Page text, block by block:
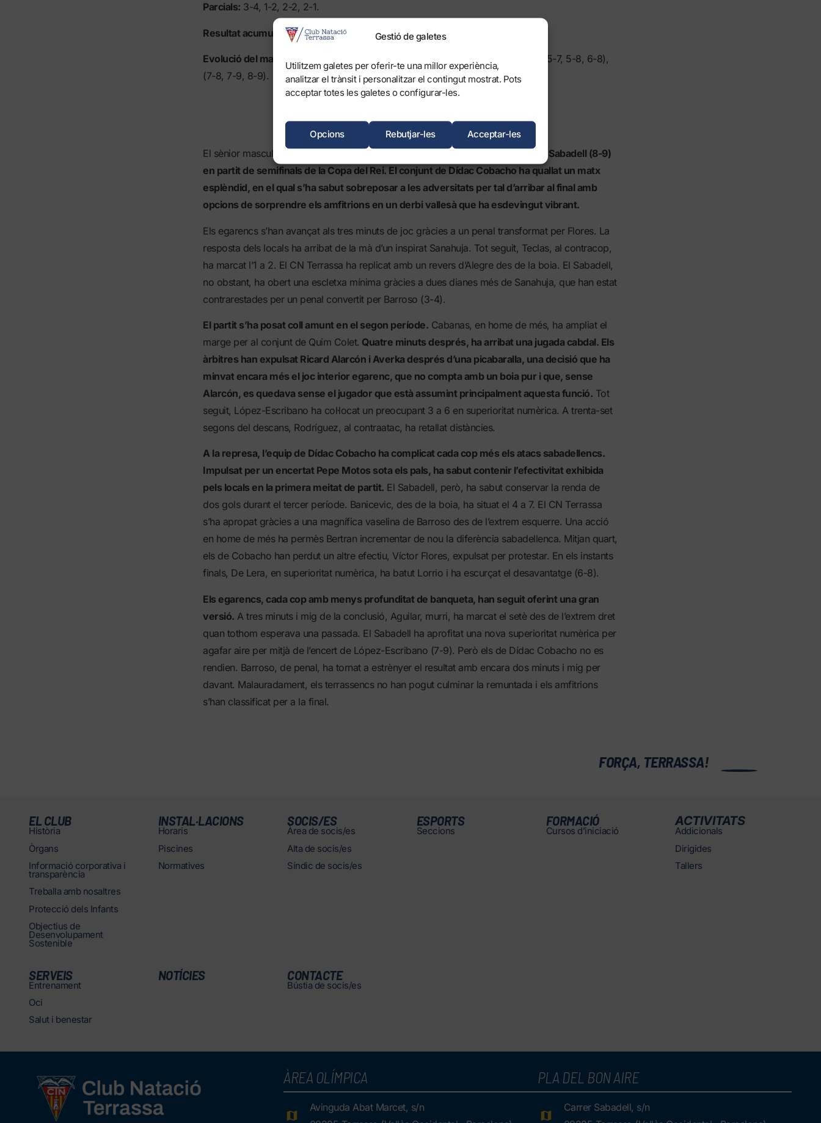
Gestió de galetes
Utilitzem galetes per oferir-te una millor experiència,
analitzar el trànsit i personalitzar el contingut mostrat. Pots
acceptar totes les galetes o configurar-les.
Acceptar-les
Rebutjar-les
Opcions
Parcials: 3-4, 1-2, 2-2, 2-1.
Resultat acumulat:3-4, 4-6, 6-8, 8-9.
Evolució del marcador
: (1-0, 1-1, 1-2, 2-2, 2-3, 3-3, 3-4), (3-5, 3-6, 4-6), (4-7, 5-7, 5-8, 6-8),
(7-8, 7-9, 8-9).
El sènior masculí de waterpolo
ha perdut aquest migdia contra l’Astralpool CN Sabadell (8-9)
en partit de semifinals de la Copa del Rei. El conjunt de Dídac Cobacho ha quallat un matx
esplèndid, en el qual s’ha sabut sobreposar a les adversitats per tal d’arribar al final amb
opcions de sorprendre els amfitrions en un derbi vallesà que ha esdevingut vibrant.
Els egarencs s’han avançat als tres minuts de joc gràcies a un penal transformat per Flores. La
resposta dels locals ha arribat de la mà d’un inspirat Sanahuja. Tot seguit, Teclas, al contracop,
ha marcat l’1 a 2. El CN Terrassa ha replicat amb un revers d’Alegre des de la boia. El Sabadell,
no obstant, ha obert una escletxa mínima gràcies a dues dianes més de Sanahuja, que han estat
contrarestades per un penal convertit per Barroso (3-4).
El partit s’ha posat coll amunt en el segon període. Cabanas, en home de més, ha ampliat el
marge per al conjunt de Quim Colet. Quatre minuts després, ha arribat una jugada cabdal. Els
àrbitres han expulsat Ricard Alarcón i Averka després d’una picabaralla, una decisió que ha
minvat encara més el joc interior egarenc, que no compta amb un boia pur i que, sense
Alarcón, es quedava sense el jugador que està assumint principalment aquesta funció. Tot
seguit, López-Escribano ha col·locat un preocupant 3 a 6 en superioritat numèrica. A trenta-set
segons del descans, Rodríguez, al contraatac, ha retallat distàncies.
A la represa, l’equip de Dídac Cobacho ha complicat cada cop més els atacs sabadellencs.
Impulsat per un encertat Pepe Motos sota els pals, ha sabut contenir l’efectivitat exhibida
pels locals en la primera meitat de partit. El Sabadell, però, ha sabut conservar la renda de
dos gols durant el tercer període. Banicevic, des de la boia, ha situat el 4 a 7. El CN Terrassa
s’ha apropat gràcies a una magnífica vaselina de Barroso des de l’extrem esquerre. Una acció
en home de més ha permès Bertran incrementar de nou la diferència sabadellenca. Mitjan quart,
els de Cobacho han perdut un altre efectiu, Víctor Flores, expulsat per protestar. En els instants
finals, De Lera, en superioritat numèrica, ha batut Lorrio i ha escurçat el desavantatge (6-8).
Els egarencs, cada cop amb menys profunditat de banqueta, han seguit oferint una gran
versió. A tres minuts i mig de la conclusió, Aguilar, murri, ha marcat el setè des de l’extrem dret
quan tothom esperava una passada. El Sabadell ha aprofitat una nova superioritat numèrica per
agafar aire per mitjà de l’encert de López-Escribano (7-9). Però els de Dídac Cobacho no es
rendien. Barroso, de penal, ha tornat a estrènyer el resultat amb encara dos minuts i mig per
davant. Malauradament, els terrassencs no han pogut culminar la remuntada i els amfitrions
s’han classificat per a la final.
FORÇA, TERRASSA!
EL CLUB
Història
Òrgans
Informació corporativa i
transparència
Treballa amb nosaltres
Protecció dels Infants
Objectius de
Desenvolupament
Sostenible
INSTAL·LACIONS
Horaris
Piscines
Normatives
SOCIS/ES
Àrea de socis/es
Alta de socis/es
Síndic de socis/es
ESPORTS
Seccions
FORMACIÓ
Cursos d’iniciació
ACTIVITATS
Addicionals
Dirigides
Tallers
SERVEIS
Entrenament
Oci
Salut i benestar
NOTÍCIES CONTACTE
Bústia de socis/es
ÀREA OLÍMPICA
Avinguda Abat Marcet, s/n
PLA DEL BON AIRE
Carrer Sabadell, s/n